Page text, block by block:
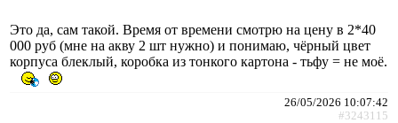
Это да, сам такой. Время от времени смотрю на цену в 2*40
000 руб (мне на акву 2 шт нужно) и понимаю, чёрный цвет
корпуса блеклый, коробка из тонкого картона - тьфу = не моё.
26/05/2026 10:07:42
#3243115